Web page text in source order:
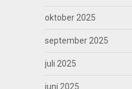
oktober 2025
september 2025
juli 2025
juni 2025